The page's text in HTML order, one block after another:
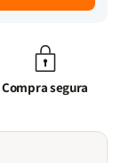
Compra segura